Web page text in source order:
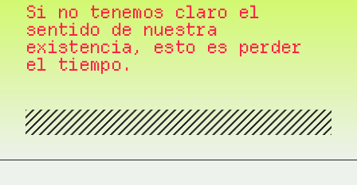
Si no tenemos claro el
sentido de nuestra
existencia, esto es perder